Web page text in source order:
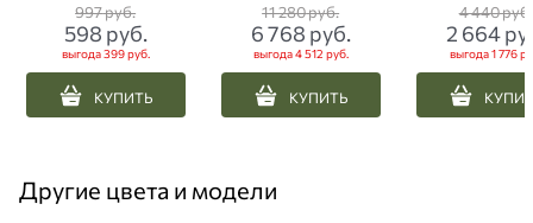
997 руб.
598 руб.
выгода399 руб.
КУПИТЬ
11 280 руб.
6 768 руб.
выгода4 512 руб.
КУПИТЬ
4 440 руб.
2 664
выгода1 776
Другие цвета и модели